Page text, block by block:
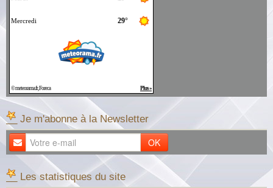
__ Je m'abonne à la Newsletter
OK
__ Les statistiques du site